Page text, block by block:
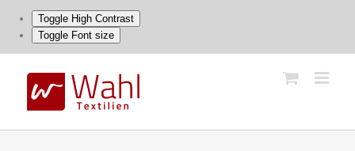
Toggle High Contrast
Toggle Font size
content